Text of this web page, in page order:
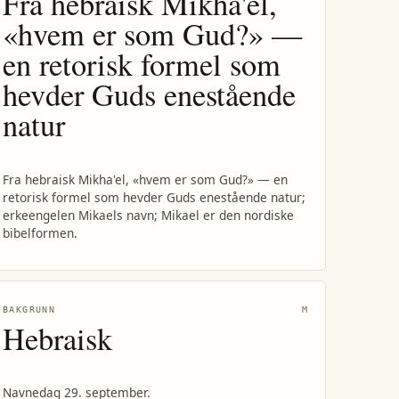
«hvem er som Gud?» —
en retorisk formel som
hevder Guds enestående
natur
Fra hebraisk Mikha'el, «hvem er som Gud?» — en
retorisk formel som hevder Guds enestående natur;
erkeengelen Mikaels navn; Mikael er den nordiske
bibelformen.
BAKGRUNN M
Hebraisk
Navnedag 29. september.